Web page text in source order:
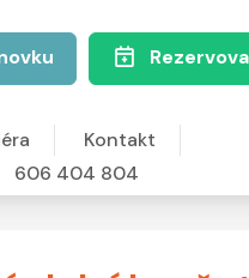
Kontakt
606 404 804